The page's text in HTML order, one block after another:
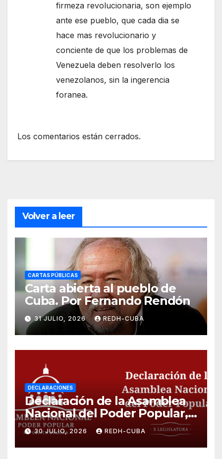
firmeza revolucionaria, son ejemplo
ante ese pueblo, que cada dia se
hace mas revolucionario y
conciente de que los problemas de
Venezuela deben resolverlo los
venezolanos, sin la ingerencia
foranea.
Los comentarios están cerrados.
Volver a leer
CARTAS PÚBLICAS
Carta abierta al pueblo de
Cuba. Por Fernando Rendón
31 JULIO, 2026 REDH-CUBA
DECLARACIONES
Declaración de la Asamblea
Nacional del Poder Popular,
¡Cesen el cerco energético y
el castigo colectivo al pueblo
cubano!
30 JULIO, 2026 REDH-CUBA